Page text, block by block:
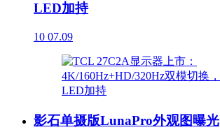
LED加持
10 07.09
影石单摄版LunaPro外观图曝光